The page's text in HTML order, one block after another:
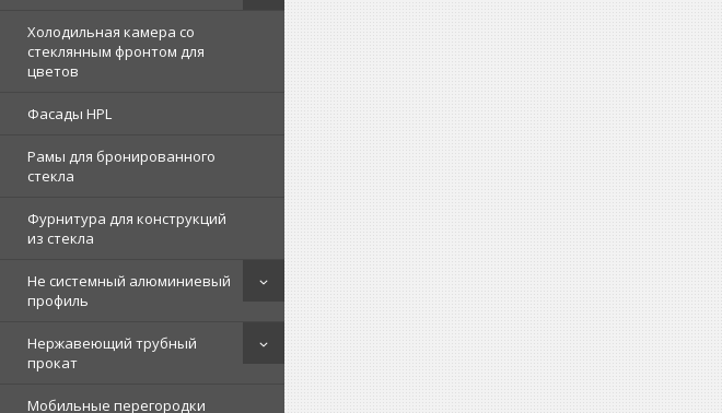
Холодильная камера со
стеклянным фронтом для
цветов
Фасады HPL
Рамы для бронированного
стекла
Фурнитура для конструкций
из стекла
Не системный алюминиевый
профиль
Нержавеющий трубный
прокат
Мобильные перегородки